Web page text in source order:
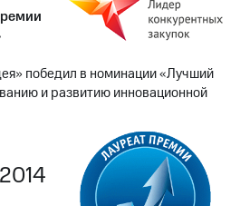
победил в номинации «Лучший
и развитию инновационной